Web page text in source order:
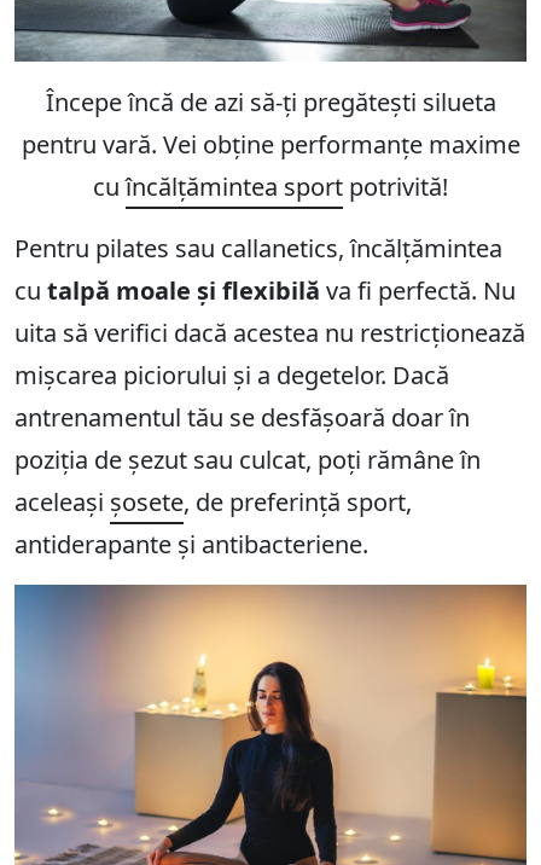
Începe încă de azi să-ți pregătești silueta
pentru vară. Vei obține performanțe maxime
cuîncălțămintea sport potrivită!
Pentru pilates sau callanetics, încălțămintea
cu talpă moale și flexibilă va fi perfectă. Nu
uita să verifici dacă acestea nu restricționează
mișcarea piciorului și a degetelor. Dacă
antrenamentul tău se desfășoară doar în
poziția de șezut sau culcat, poți rămâne în
aceleași șosete, de preferință sport,
antiderapante și antibacteriene.